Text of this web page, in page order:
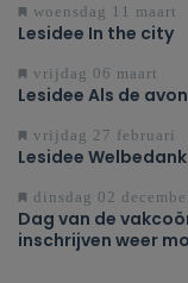
woensdag 11 maart
Lesidee In the city
vrijdag 06 maart
Lesidee Als de
vrijdag 27 februari
Lesidee
dinsdag 02
Dag van de
inschrijven weer